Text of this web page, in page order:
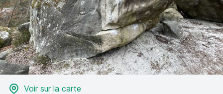
Voir sur la carte